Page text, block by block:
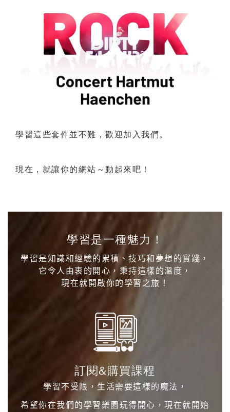
學習這些套件並不難，歡迎加入我們。
現在，就讓你的網站～動起來吧！
學習是一種魅力！
學習是知識和經驗的累積、技巧和夢想的實踐，
它令人由衷的開心，秉持這樣的溫度，
現在就開啟你的學習之旅！
訂閱&購買課程
學習不受限，生活需要這樣的魔法，
希望你在我們的學習樂園玩得開心，現在就開始